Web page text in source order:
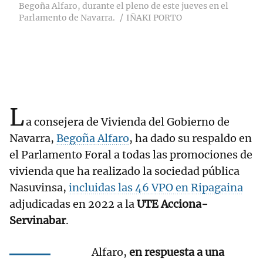
Begoña Alfaro, durante el pleno de este jueves en el
Parlamento de Navarra.
IÑAKI PORTO
La consejera de Vivienda del Gobierno de
Navarra, Begoña Alfaro, ha dado su respaldo en
el Parlamento Foral a todas las promociones de
vivienda que ha realizado la sociedad pública
Nasuvinsa, incluidas las 46 VPO en Ripagaina
adjudicadas en 2022 a laUTE Acciona-
Servinabar.
Alfaro, en respuesta a una